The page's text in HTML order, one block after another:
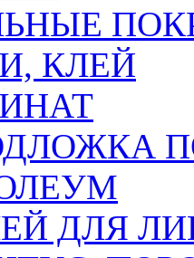
КЛЕЙ
ДЛЯ